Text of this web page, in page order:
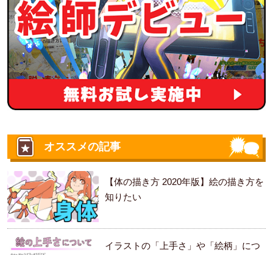
オススメの記事
【体の描き方 2020年版】絵の描き方を
知りたい
イラストの「上手さ」や「絵柄」につ